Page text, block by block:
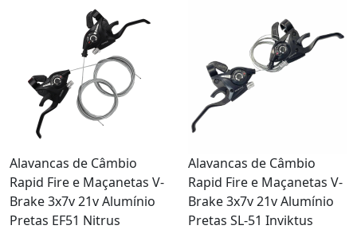
Alavancas de Câmbio
Rapid Fire e Maçanetas V-
Brake 3x7v 21v Alumínio
Pretas EF51 Nitrus
Alavancas de Câmbio
Rapid Fire e Maçanetas V-
Brake 3x7v 21v Alumínio
Pretas SL-51 Inviktus